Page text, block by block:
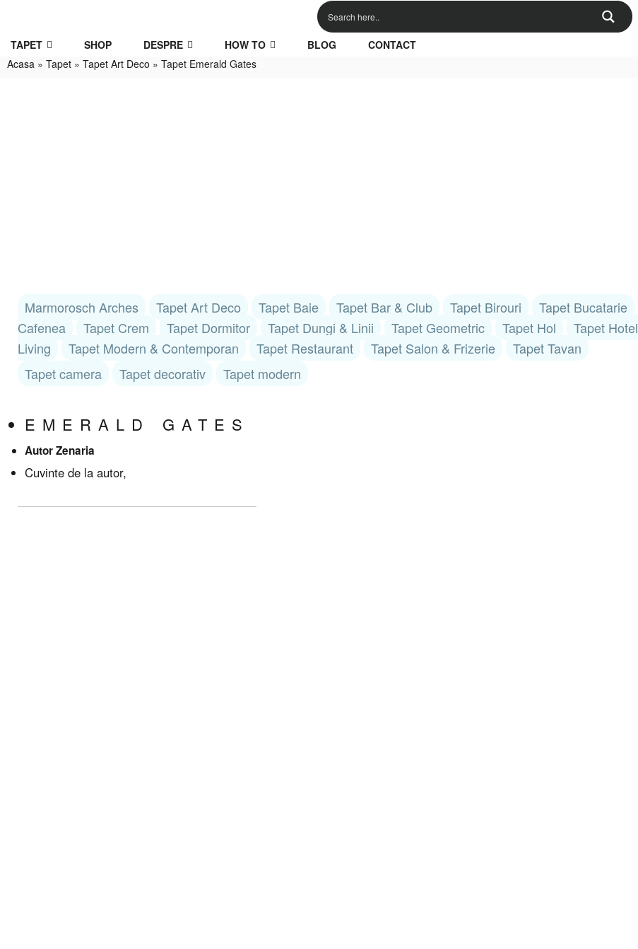
TAPET SHOP DESPRE HOW TO BLOG
CONTACT
Acasa » Tapet » Tapet Art Deco » Tapet Emerald Gates
Marmorosch Arches Tapet Art Deco Tapet Baie Tapet Bar & Club Tapet Birouri Tapet Bucatarie
Cafenea
Tapet Crem Tapet Dormitor Tapet Dungi & Linii Tapet Geometric Tapet Hol Tapet Hotel
Living
Tapet Modern & Contemporan Tapet Restaurant Tapet Salon & Frizerie
Tapet Tavan
Tapet camera
Tapet decorativ Tapet modern
EMERALD GATES
Autor Zenaria
Cuvinte de la autor,